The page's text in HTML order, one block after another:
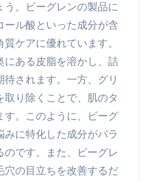
う。ビーグレンの製品に
ール酸といった成分が含
ケアに優れています。
ある皮脂を溶かし、詰
されます。一方、グリ
り除くことで、肌のタ
す。このように、ビーグ
に特化した成分がバラ
のです。また、ビーグレ
穴の目立ちを改善するだ